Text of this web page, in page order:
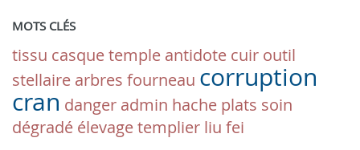
MOTS CLÉS
tissu casquetemple antidote cuir outil
stellaire arbres fourneau corruption
cran danger admin hache plats soin
dégradé élevagetemplier liu fei